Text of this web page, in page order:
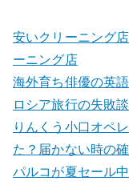
安いクリーニング
ーニング店
海外育ち俳優の英
ロシア旅行の失敗談
りんくう小口オペ
た？届かない時の
パルコが夏セール